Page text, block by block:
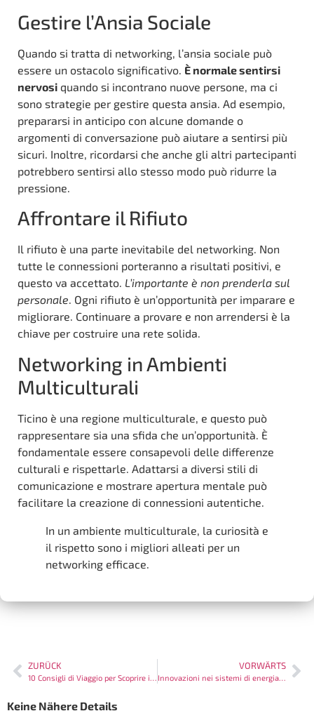
Gestire l’Ansia Sociale
Quando si tratta di networking, l’ansia sociale può
essere un ostacolo significativo. È normale sentirsi
nervosi quando si incontrano nuove persone, ma ci
sono strategie per gestire questa ansia. Ad esempio,
prepararsi in anticipo con alcune domande o
argomenti di conversazione può aiutare a sentirsi più
sicuri. Inoltre, ricordarsi che anche gli altri partecipanti
potrebbero sentirsi allo stesso modo può ridurre la
pressione.
Affrontare il Rifiuto
Il rifiuto è una parte inevitabile del networking. Non
tutte le connessioni porteranno a risultati positivi, e
questo va accettato. L’importante è non prenderla sul
personale. Ogni rifiuto è un’opportunità per imparare e
migliorare. Continuare a provare e non arrendersi è la
chiave per costruire una rete solida.
Networking in Ambienti
Multiculturali
Ticino è una regione multiculturale, e questo può
rappresentare sia una sfida che un’opportunità. È
fondamentale essere consapevoli delle differenze
culturali e rispettarle. Adattarsi a diversi stili di
comunicazione e mostrare apertura mentale può
facilitare la creazione di connessioni autentiche.
In un ambiente multiculturale, la curiosità e
il rispetto sono i migliori alleati per un
networking efficace.
ZURÜCK VORWÄRTS
Innovazioni nei sistemi di energia rinnovabile in Ticino: Un futuro sostenibile
Keine Nähere Details